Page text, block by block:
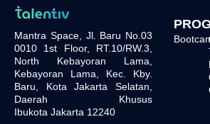
Mantra Space, Jl. Baru No.03
0010 1st Floor, RT.10/RW.3,
North Kebayoran Lama,
Kebayoran Lama, Kec. Kby.
Baru, Kota Jakarta Selatan,
Daerah Khusus
Ibukota Jakarta 12240